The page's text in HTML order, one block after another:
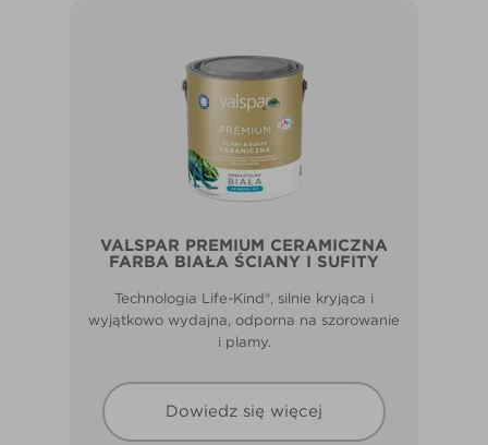
VALSPAR PREMIUM CERAMICZNA
FARBA BIAŁA ŚCIANY I SUFITY
Technologia Life-Kind®, silnie kryjąca i
wyjątkowo wydajna, odporna na szorowanie
i plamy.
Dowiedz się więcej